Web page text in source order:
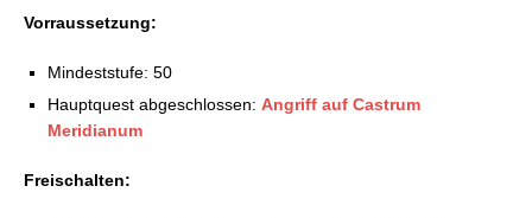
Außenbereich
Praetorium
FFXIV: Dungeon Guide – Hüter des Sees
Vorraussetzung:
Mindeststufe: 50
Hauptquest abgeschlossen: Angriff auf Castrum
Meridianum
Freischalten: